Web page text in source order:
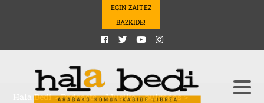
EGIN ZAITEZ
BAZKIDE!
Hala Bedi>Podcasts>Musika>pulgadas>